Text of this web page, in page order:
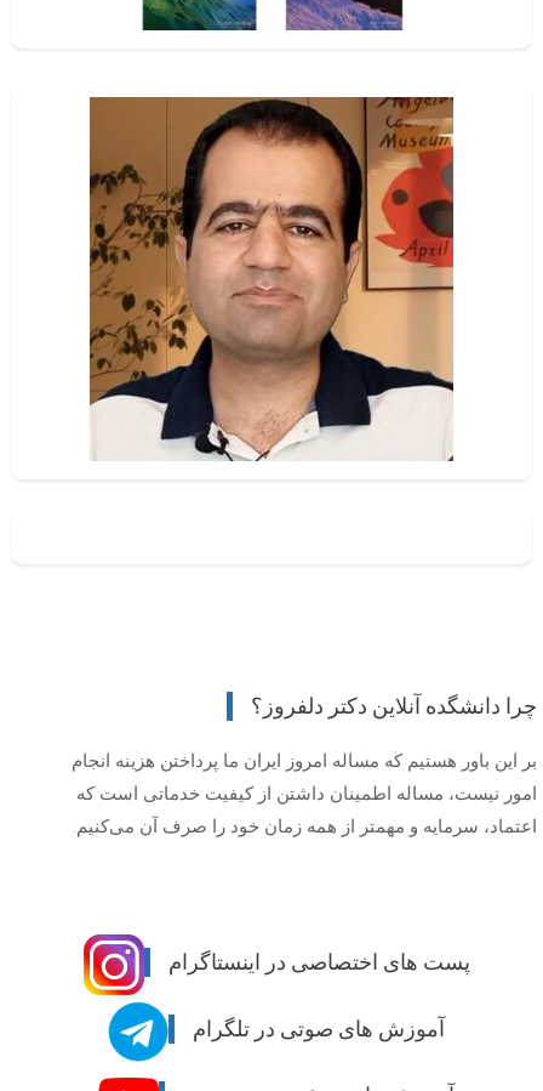
چرا دانشگده آنلاین دکتر دلفروز؟
بر این باور هستیم که مساله امروز ایران ما پرداختن هزینه انجام
امور نیست، مساله اطمینان داشتن از کیفیت خدماتی است که
اعتماد، سرمایه و مهمتر از همه زمان خود را صرف آن می‌کنیم.
پست های اختصاصی در اینستاگرام
آموزش های صوتی در تلگرام